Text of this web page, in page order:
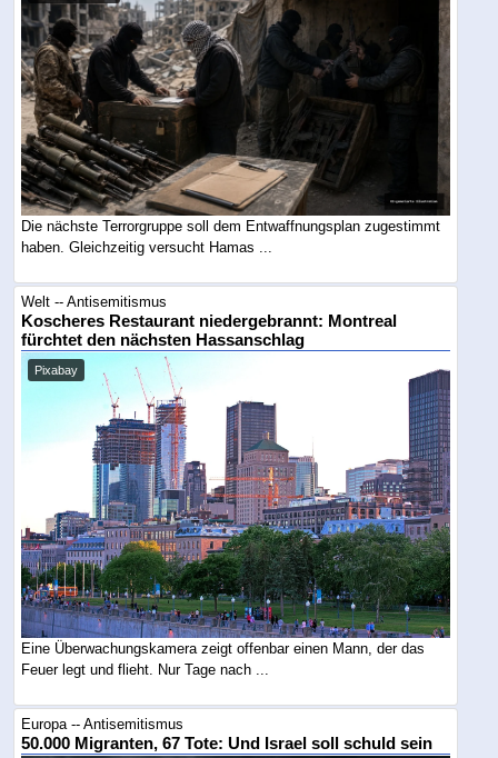
Die nächste Terrorgruppe soll dem Entwaffnungsplan zugestimmt
haben. Gleichzeitig versucht Hamas ...
Welt -- Antisemitismus
Koscheres Restaurant niedergebrannt: Montreal
fürchtet den nächsten Hassanschlag
Pixabay
Eine Überwachungskamera zeigt offenbar einen Mann, der das
Feuer legt und flieht. Nur Tage nach ...
Europa -- Antisemitismus
50.000 Migranten, 67 Tote: Und Israel soll schuld sein